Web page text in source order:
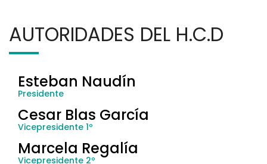
AUTORIDADES DEL H.C.D
Esteban Naudín
Presidente
Cesar Blas García
Vicepresidente 1º
Marcela Regalía
Vicepresidente 2º